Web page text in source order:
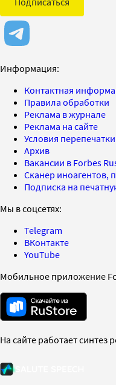
Информация:
Контактная
Правила обработки
Реклама в журнале
Реклама на сайте
Условия перепечатки
Архив
Вакансии в Forbes
Сканер иноагентов,
Подписка на
Мы в соцсетях:
Telegram
ВКонтакте
YouTube
Мобильное приложение
На сайте работает синтез